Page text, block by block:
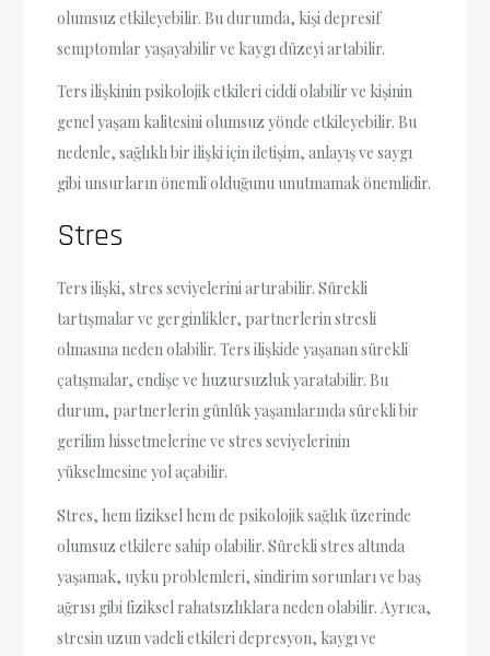
olumsuz etkileyebilir. Bu durumda, kişi depresif
semptomlar yaşayabilir ve kaygı düzeyi artabilir.
Ters ilişkinin psikolojik etkileri ciddi olabilir ve kişinin
genel yaşam kalitesini olumsuz yönde etkileyebilir. Bu
nedenle, sağlıklı bir ilişki için iletişim, anlayış ve saygı
gibi unsurların önemli olduğunu unutmamak önemlidir.
Stres
Ters ilişki, stres seviyelerini artırabilir. Sürekli
tartışmalar ve gerginlikler, partnerlerin stresli
olmasına neden olabilir. Ters ilişkide yaşanan sürekli
çatışmalar, endişe ve huzursuzluk yaratabilir. Bu
durum, partnerlerin günlük yaşamlarında sürekli bir
gerilim hissetmelerine ve stres seviyelerinin
yükselmesine yol açabilir.
Stres, hem fiziksel hem de psikolojik sağlık üzerinde
olumsuz etkilere sahip olabilir. Sürekli stres altında
yaşamak, uyku problemleri, sindirim sorunları ve baş
ağrısı gibi fiziksel rahatsızlıklara neden olabilir. Ayrıca,
stresin uzun vadeli etkileri depresyon, kaygı ve